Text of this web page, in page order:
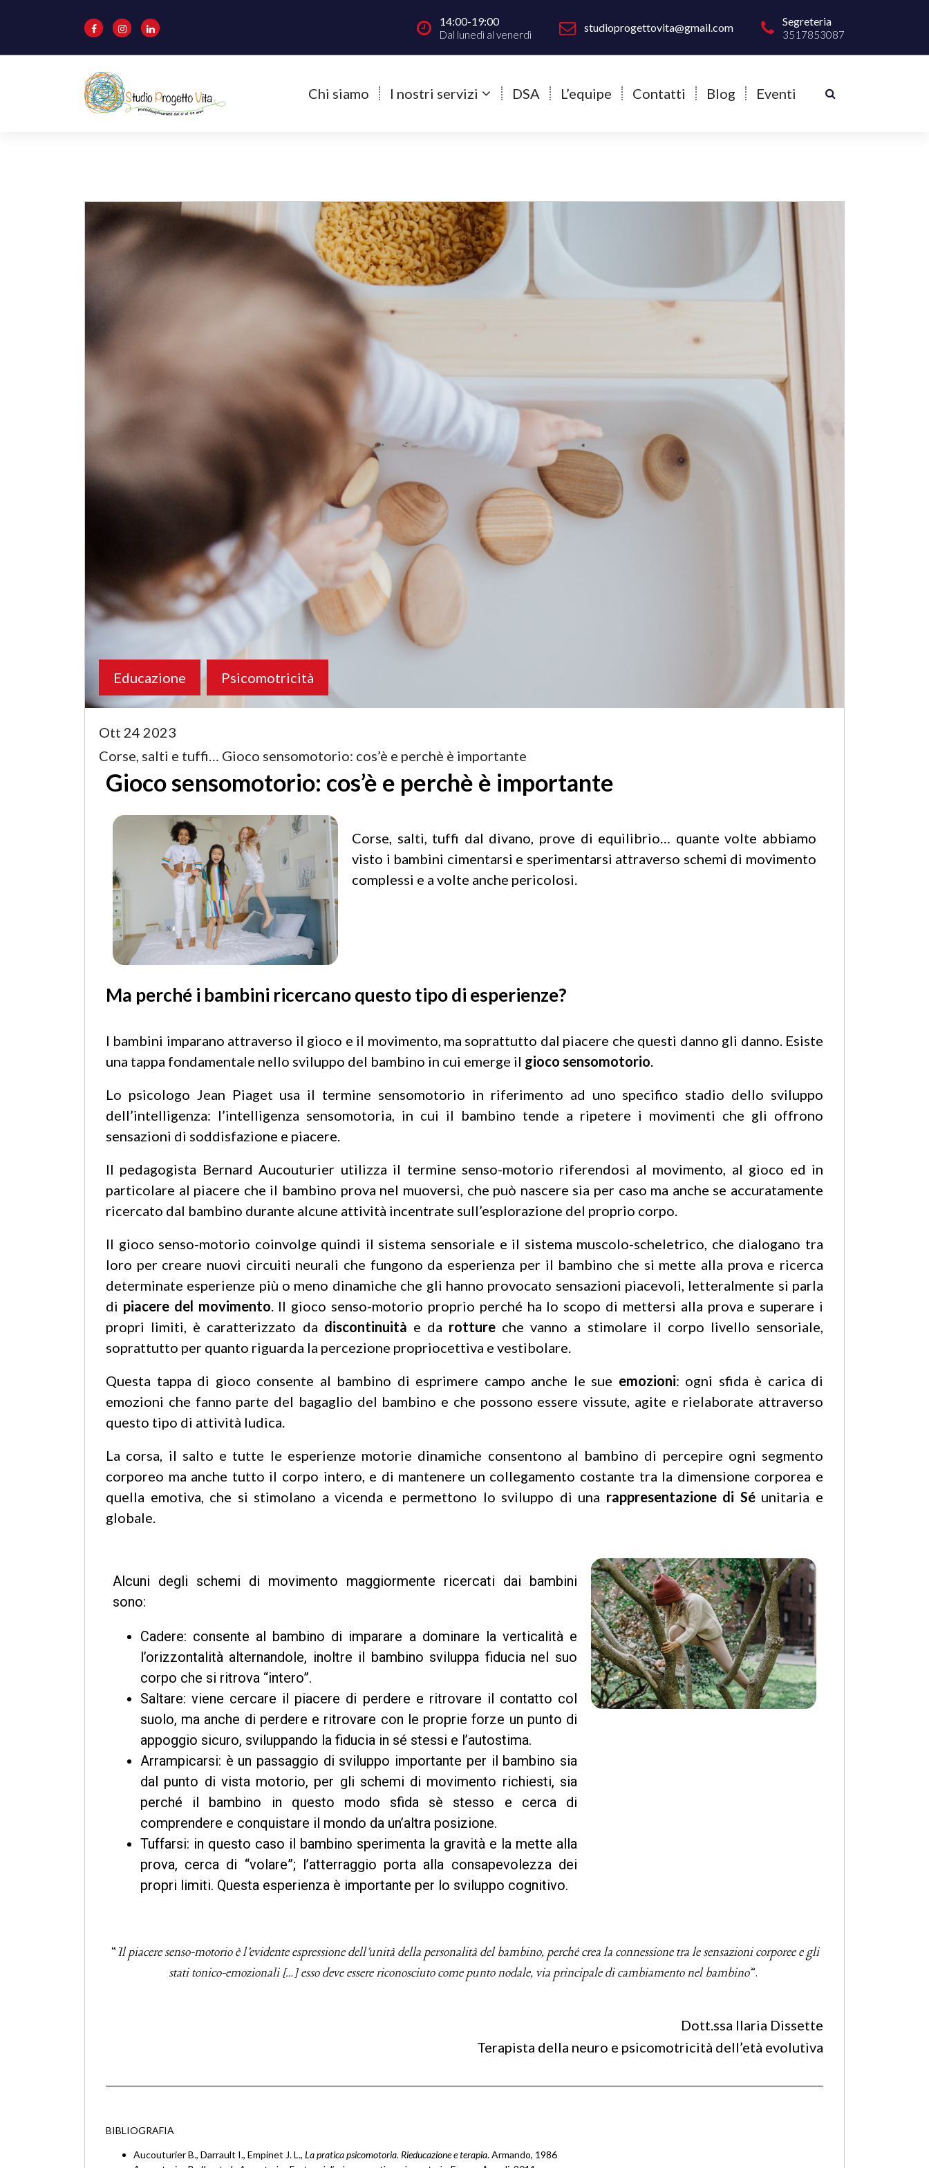
14:00-19:00
Dal lunedì al venerdì
studioprogettovita@gmail.com Segreteria
3517853087
Chi siamo I nostri servizi DSA L’equipe Contatti Blog Eventi
Educazione Psicomotricità
Ott 24 2023
Corse, salti e tuffi… Gioco sensomotorio: cos’è e perchè è importante
Gioco sensomotorio: cos’è e perchè è importante
Corse, salti, tuffi dal divano, prove di equilibrio… quante volte abbiamo
visto i bambini cimentarsi e sperimentarsi attraverso schemi di movimento
complessi e a volte anche pericolosi.
Ma perché i bambini ricercano questo tipo di esperienze?
I bambini imparano attraverso il gioco e il movimento, ma soprattutto dal piacere che questi danno gli danno. Esiste
una tappa fondamentale nello sviluppo del bambino in cui emerge il gioco sensomotorio.
Lo psicologo Jean Piaget usa il termine sensomotorio in riferimento ad uno specifico stadio dello sviluppo
dell’intelligenza: l’intelligenza sensomotoria, in cui il bambino tende a ripetere i movimenti che gli offrono
sensazioni di soddisfazione e piacere.
Il pedagogista Bernard Aucouturier utilizza il termine senso-motorio riferendosi al movimento, al gioco ed in
particolare al piacere che il bambino prova nel muoversi, che può nascere sia per caso ma anche se accuratamente
ricercato dal bambino durante alcune attività incentrate sull’esplorazione del proprio corpo.
Il gioco senso-motorio coinvolge quindi il sistema sensoriale e il sistema muscolo-scheletrico, che dialogano tra
loro per creare nuovi circuiti neurali che fungono da esperienza per il bambino che si mette alla prova e ricerca
determinate esperienze più o meno dinamiche che gli hanno provocato sensazioni piacevoli, letteralmente si parla
di piacere del movimento. Il gioco senso-motorio proprio perché ha lo scopo di mettersi alla prova e superare i
propri limiti, è caratterizzato da discontinuità e da rotture che vanno a stimolare il corpo livello sensoriale,
soprattutto per quanto riguarda la percezione propriocettiva e vestibolare.
Questa tappa di gioco consente al bambino di esprimere campo anche le sue emozioni: ogni sfida è carica di
emozioni che fanno parte del bagaglio del bambino e che possono essere vissute, agite e rielaborate attraverso
questo tipo di attività ludica.
La corsa, il salto e tutte le esperienze motorie dinamiche consentono al bambino di percepire ogni segmento
corporeo ma anche tutto il corpo intero, e di mantenere un collegamento costante tra la dimensione corporea e
quella emotiva, che si stimolano a vicenda e permettono lo sviluppo di una rappresentazione di Séunitaria e
globale.
Alcuni degli schemi di movimento maggiormente ricercati dai bambini
sono:
Cadere: consente al bambino di imparare a dominare la verticalità e
l’orizzontalità alternandole, inoltre il bambino sviluppa fiducia nel suo
corpo che si ritrova “intero”.
Saltare: viene cercare il piacere di perdere e ritrovare il contatto col
suolo, ma anche di perdere e ritrovare con le proprie forze un punto di
appoggio sicuro, sviluppando la fiducia in sé stessi e l’autostima.
Arrampicarsi: è un passaggio di sviluppo importante per il bambino sia
dal punto di vista motorio, per gli schemi di movimento richiesti, sia
perché il bambino in questo modo sfida sè stesso e cerca di
comprendere e conquistare il mondo da un’altra posizione.
Tuffarsi: in questo caso il bambino sperimenta la gravità e la mette alla
prova, cerca di “volare”; l’atterraggio porta alla consapevolezza dei
propri limiti. Questa esperienza è importante per lo sviluppo cognitivo.
“Il piacere senso-motorio è l’evidente espressione dell’unità della personalità del bambino, perché crea la connessione tra le sensazioni corporee e gli
stati tonico-emozionali […] esso deve essere riconosciuto come punto nodale, via principale di cambiamento nel bambino”.
Dott.ssa Ilaria Dissette
Terapista della neuro e psicomotricità dell’età evolutiva
BIBLIOGRAFIA
Aucouturier B., Darrault I., Empinet J. L., La pratica psicomotoria. Rieducazione e terapia. Armando, 1986